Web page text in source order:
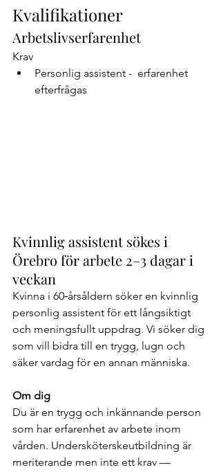
Kvalifikationer
Arbetslivserfarenhet
Krav
Personlig assistent -  erfarenhet
efterfrågas
Kvinnlig assistent sökes i
Örebro för arbete 2–3 dagar i
veckan
Kvinna i 60‑årsåldern söker en kvinnlig
personlig assistent för ett långsiktigt
och meningsfullt uppdrag. Vi söker dig
som vill bidra till en trygg, lugn och
säker vardag för en annan människa.
Om dig
Du är en trygg och inkännande person
som har erfarenhet av arbete inom
vården. Undersköterskeutbildning är
meriterande men inte ett krav —